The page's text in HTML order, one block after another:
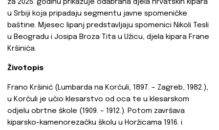
za 2025. godinu prikazuje odabrana djela hrvatskih kipara
u Srbiji koja pripadaju segmentu javne spomeničke
baštine. Mjesec lipanj predstavljaju spomenici Nikoli Tesli
u Beogradu i Josipa Broza Tita u Užicu, djela kipara Frane
Kršinića.
Životopis
Frano Kršinić (Lumbarda na Korčuli, 1897. – Zagreb, 1982.),
u Korčuli je učio klesarstvo od oca te u klesarskom
odjelu obrtne škole (1909. – 1912.). Potom završava
kiparsko-kamenorezačku školu u Horžicama 1916. i